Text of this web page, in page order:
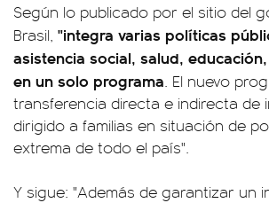
Según lo publicado por el sitio del
Brasil, "integra varias políticas
asistencia social, salud,
en un solo programa. El nuevo
transferencia directa e indirecta de
dirigido a familias en situación de
extrema de todo el país".
Y sigue: "Además de garantizar un